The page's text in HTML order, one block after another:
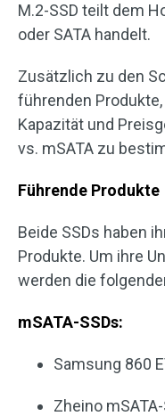
M.2-SSD teilt dem
oder SATA handelt.
Zusätzlich zu den
führenden
Kapazität und
vs. mSATA zu
Führende Produkte
Beide SSDs haben
Produkte. Um ihre
werden die
mSATA-SSDs:
Samsung 860
Zheino